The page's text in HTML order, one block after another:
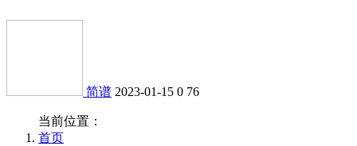
简谱 2023-01-15 0 76
当前位置：
首页